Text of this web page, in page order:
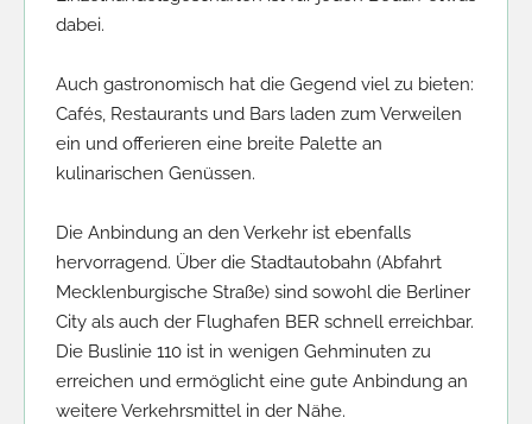
dabei.
Auch gastronomisch hat die Gegend viel zu bieten:
Cafés, Restaurants und Bars laden zum Verweilen
ein und offerieren eine breite Palette an
kulinarischen Genüssen.
Die Anbindung an den Verkehr ist ebenfalls
hervorragend. Über die Stadtautobahn (Abfahrt
Mecklenburgische Straße) sind sowohl die Berliner
City als auch der Flughafen BER schnell erreichbar.
Die Buslinie 110 ist in wenigen Gehminuten zu
erreichen und ermöglicht eine gute Anbindung an
weitere Verkehrsmittel in der Nähe.